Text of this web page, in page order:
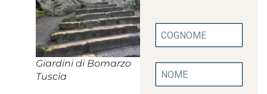
Giardini di Bomarzo
Tuscia